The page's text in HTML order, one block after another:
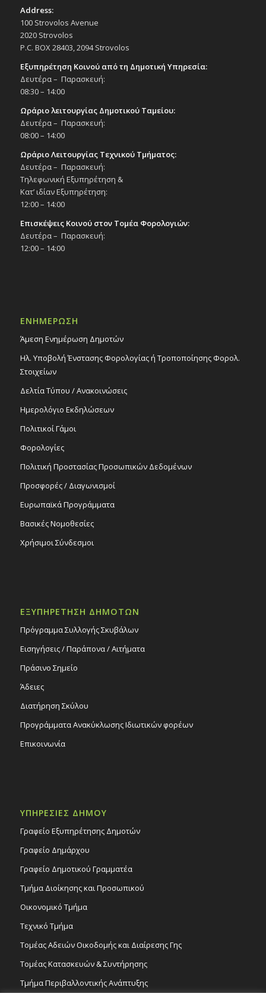
Address:
100 Strovolos Avenue
2020 Strovolos
P.C. BOX 28403, 2094 Strovolos
Εξυπηρέτηση Κοινού από τη Δημοτική Υπηρεσία:
Δευτέρα – Παρασκευή:
08:30 – 14:00
Ωράριο λειτουργίας Δημοτικού Ταμείου:
Δευτέρα – Παρασκευή:
08:00 – 14:00
Ωράριο Λειτουργίας Τεχνικού Τμήματος:
Δευτέρα – Παρασκευή:
Τηλεφωνική Εξυπηρέτηση &
Κατ’ ιδίαν Εξυπηρέτηση:
12:00 – 14:00
Επισκέψεις Κοινού στον Τομέα Φορολογιών:
Δευτέρα – Παρασκευή:
12:00 – 14:00
ΕΝΗΜΕΡΩΣΗ
Άμεση Ενημέρωση Δημοτών
Ηλ. Υποβολή Ένστασης Φορολογίας ή Τροποποίησης Φορολ.
Στοιχείων
Δελτία Τύπου / Ανακοινώσεις
Ημερολόγιο Εκδηλώσεων
Πολιτικοί Γάμοι
Φορολογίες
Πολιτική Προστασίας Προσωπικών Δεδομένων
Προσφορές / Διαγωνισμοί
Ευρωπαϊκά Προγράμματα
Βασικές Νομοθεσίες
Χρήσιμοι Σύνδεσμοι
ΕΞΥΠΗΡΕΤΗΣΗ ΔΗΜΟΤΩΝ
Πρόγραμμα Συλλογής Σκυβάλων
Εισηγήσεις / Παράπονα / Αιτήματα
Πράσινο Σημείο
Άδειες
Διατήρηση Σκύλου
Προγράμματα Ανακύκλωσης Ιδιωτικών φορέων
Επικοινωνία
ΥΠΗΡΕΣΙΕΣ ΔΗΜΟΥ
Γραφείο Εξυπηρέτησης Δημοτών
Γραφείο Δημάρχου
Γραφείο Δημοτικού Γραμματέα
Τμήμα Διοίκησης και Προσωπικού
Οικονομικό Τμήμα
Τεχνικό Τμήμα
Τομέας Αδειών Οικοδομής και Διαίρεσης Γης
Τομέας Κατασκευών & Συντήρησης
Τμήμα Περιβαλλοντικής Ανάπτυξης